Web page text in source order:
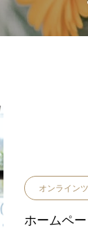
オンライン
ホームペ